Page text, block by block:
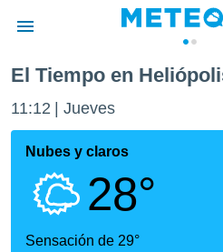
de
por
que se
calidad.
a este
las
El Tiempo en
11:12 Jueves
Nubes y claros
28°
Sensación de 29°